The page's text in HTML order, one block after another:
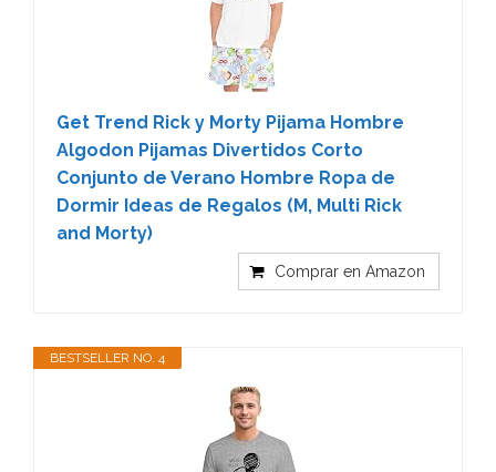
Get Trend Rick y Morty Pijama Hombre
Algodon Pijamas Divertidos Corto
Conjunto de Verano Hombre Ropa de
Dormir Ideas de Regalos (M, Multi Rick
and Morty)
Comprar en Amazon
BESTSELLER NO. 4